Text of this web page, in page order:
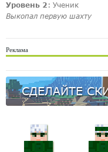
Уровень 2 : Ученик
Выкопал первую шахту
Реклама
СДЕЛАЙТЕ